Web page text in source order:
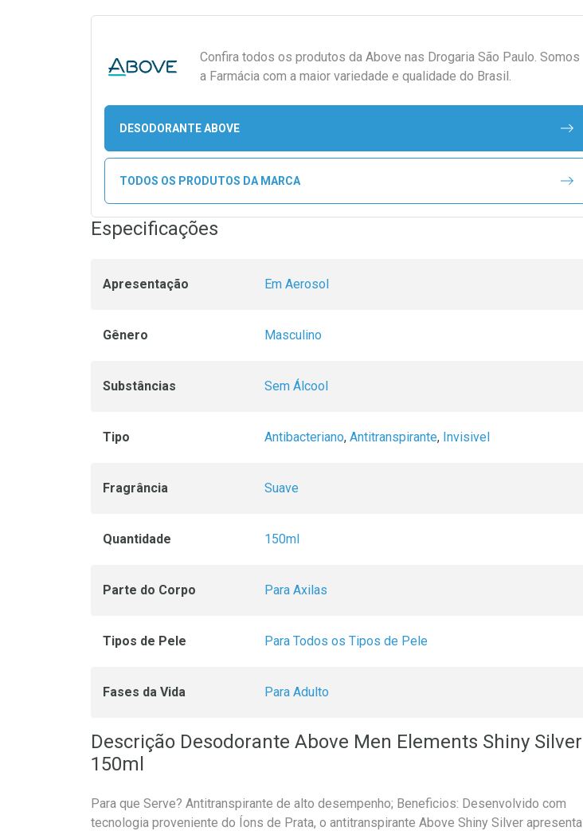
Confira todos os produtos da Above nas Drogaria São Paulo. Somos
a Farmácia com a maior variedade e qualidade do Brasil.
DESODORANTE ABOVE
TODOS OS PRODUTOS DA MARCA
Especificações
Apresentação Em Aerosol
Gênero Masculino
Substâncias Sem Álcool
Tipo Antibacteriano, Antitranspirante, Invisivel
Fragrância Suave
Quantidade 150ml
Parte do Corpo Para Axilas
Tipos de Pele Para Todos os Tipos de Pele
Fases da Vida Para Adulto
Descrição Desodorante Above Men Elements Shiny Silver
150ml
Para que Serve? Antitranspirante de alto desempenho; Beneficios: Desenvolvido com
tecnologia proveniente do Íons de Prata, o antitranspirante Above Shiny Silver apresenta